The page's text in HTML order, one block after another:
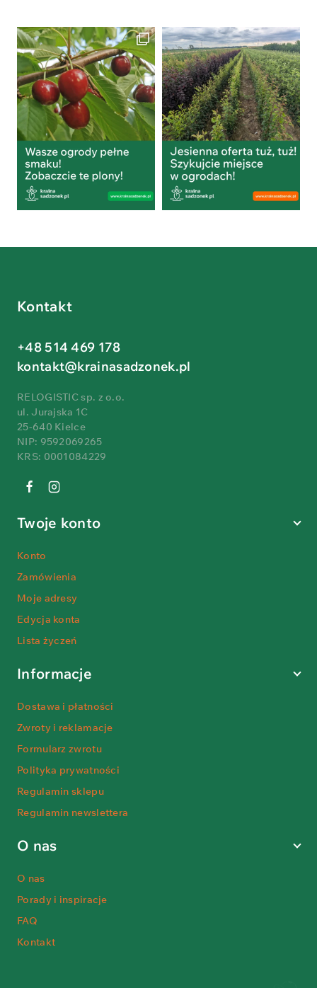
Kontakt
+48 514 469 178
kontakt@krainasadzonek.pl
RELOGISTIC sp. z o.o.
ul. Jurajska 1C
25-640 Kielce
NIP: 9592069265
KRS: 0001084229
Twoje konto
Konto
Zamówienia
Moje adresy
Edycja konta
Lista życzeń
Informacje
Dostawa i płatności
Zwroty i reklamacje
Formularz zwrotu
Polityka prywatności
Regulamin sklepu
Regulamin newslettera
O nas
O nas
Porady i inspiracje
FAQ
Kontakt